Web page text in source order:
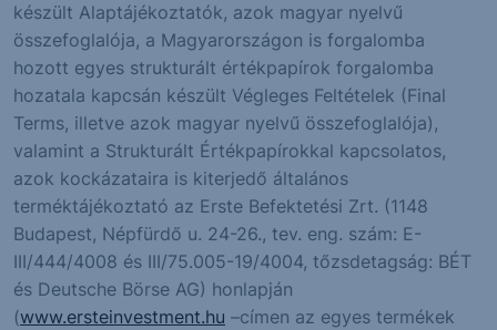
készült Alaptájékoztatók, azok magyar nyelvű
összefoglalója, a Magyarországon is forgalomba
hozott egyes strukturált értékpapírok forgalomba
hozatala kapcsán készült Végleges Feltételek (Final
Terms, illetve azok magyar nyelvű összefoglalója),
valamint a Strukturált Értékpapírokkal kapcsolatos,
azok kockázataira is kiterjedő általános
terméktájékoztató az Erste Befektetési Zrt. (1148
Budapest, Népfürdő u. 24-26., tev. eng. szám: E-
III/444/4008 és III/75.005-19/4004, tőzsdetagság: BÉT
és Deutsche Börse AG) honlapján
(www.ersteinvestment.hu –címen az egyes termékek